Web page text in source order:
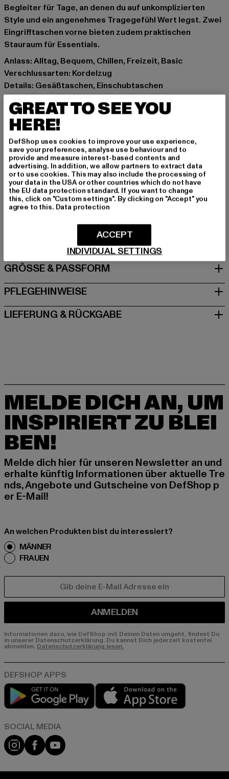
Begleiter für Tage, an denen du auf unkomplizierten
Style und ein angenehmes Tragegefühl Wert legst. Zwei
Eingrifftaschen vorne bieten zudem praktischen
Stauraum für Essentials.
Anlass: Alltag, Bequem, Chillen, Freizeit, Basic
Verschlussarten: Kordelzug
Details: Gesäßtaschen, Einschubtaschen
Schnitt: Normal
Marke: Urban Classics
Kat.: Jogginghosen
Farbe: schwarz
Hersteller Farbe: black
Materialzusammensetzung: 70% Baumwolle, 30%
Polyester
Art.Nr: TB6749-00007
Hersteller: TB International GmbH |
GRÖSSE & PASSFORM
PFLEGEHINWEISE
LIEFERUNG & RÜCKGABE
MELDE DICH AN, UM
INSPIRIERT ZU BLEI
BEN!
Melde dich hier für unseren Newsletter an und
erhalte künftig Informationen über aktuelle Tre
nds, Angebote und Gutscheine von DefShop p
er E-Mail!
An welchen Produkten bist du interessiert?
MÄNNER
FRAUEN
ANMELDEN
Informationen dazu, wie DefShop mit Deinen Daten umgeht, findest Du
in unserer Datenschutzerklärung. Du kannst Dich jederzeit kostenfei
abmelden. Datenschutzerklärung lesen.
Play market
Instagram
FacebookYouTube
GREAT TO SEE YOU
HERE!
DefShop uses cookies to improve your use experience,
save your preferences, analyse use behaviour and to
provide and measure interest-based contents and
advertising. In addition, we allow partners to extract data
or to use cookies. This may also include the processing of
your data in the USA or other countries which do not have
the EU data protection standard. If you want to change
this, click on "Custom settings". By clicking on "Accept" you
agree to this. Data protection
INDIVIDUAL SETTINGS
ACCEPT